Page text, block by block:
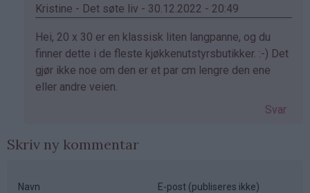
Kristine - Det søte liv - 30.12.2022 - 20:49
Som
svar
på
av
bekreftet)
Hei, 20 x 30 er en klassisk liten langpanne, og du
finner dette i de fleste kjøkkenutstyrsbutikker. :-) Det
gjør ikke noe om den er et par cm lengre den ene
eller andre veien.
Svar
Skriv ny kommentar
Navn E-post (publiseres ikke)